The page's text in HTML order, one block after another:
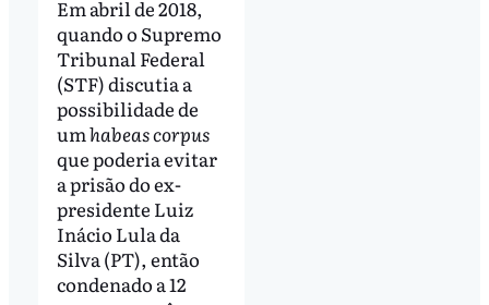
Em abril de 2018,
quando o Supremo
Tribunal Federal
(STF) discutia a
possibilidade de
umhabeas corpus
que poderia evitar
a prisão do ex-
presidente Luiz
Inácio Lula da
Silva (PT), então
condenado a 12